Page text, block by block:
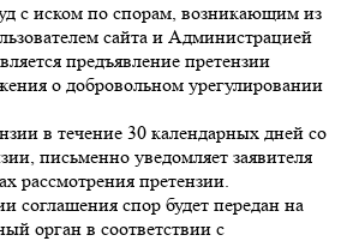
с иском по спорам, возникающим из
сайта и Администрацией
предъявление претензии
о добровольном урегулировании
в течение 30 календарных дней со
письменно уведомляет заявителя
рассмотрения претензии.
соглашения спор будет передан на
орган в соответствии с